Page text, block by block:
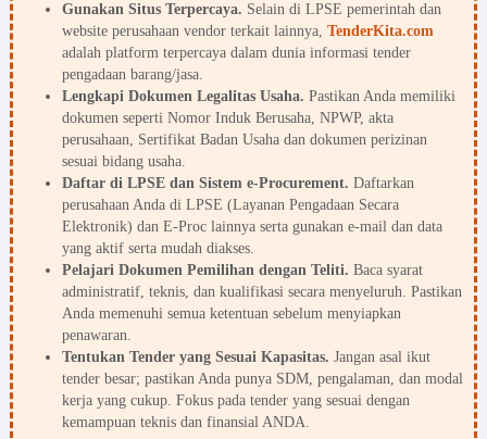
Gunakan Situs Terpercaya. Selain di LPSE pemerintah dan
website perusahaan vendor terkait lainnya, TenderKita.com
adalah platform terpercaya dalam dunia informasi tender
pengadaan barang/jasa.
Lengkapi Dokumen Legalitas Usaha. Pastikan Anda memiliki
dokumen seperti Nomor Induk Berusaha, NPWP, akta
perusahaan, Sertifikat Badan Usaha dan dokumen perizinan
sesuai bidang usaha.
Daftar di LPSE dan Sistem e-Procurement. Daftarkan
perusahaan Anda di LPSE (Layanan Pengadaan Secara
Elektronik) dan E-Proc lainnya serta gunakan e-mail dan data
yang aktif serta mudah diakses.
Pelajari Dokumen Pemilihan dengan Teliti. Baca syarat
administratif, teknis, dan kualifikasi secara menyeluruh. Pastikan
Anda memenuhi semua ketentuan sebelum menyiapkan
penawaran.
Tentukan Tender yang Sesuai Kapasitas. Jangan asal ikut
tender besar; pastikan Anda punya SDM, pengalaman, dan modal
kerja yang cukup. Fokus pada tender yang sesuai dengan
kemampuan teknis dan finansial ANDA.